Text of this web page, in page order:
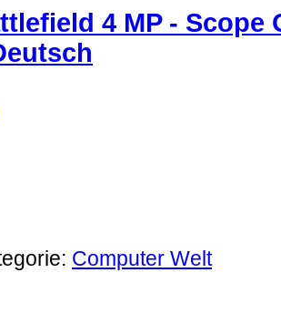
4 MP - Scope
Computer Welt